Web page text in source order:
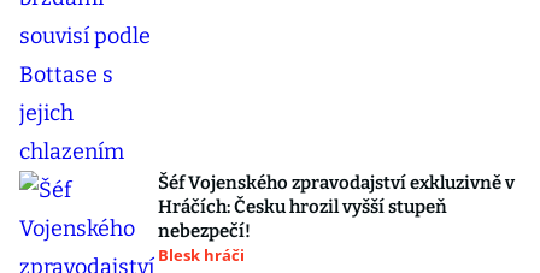
Šéf Vojenského zpravodajství exkluzivně v
Hráčích: Česku hrozil vyšší stupeň
nebezpečí!
Blesk hráči